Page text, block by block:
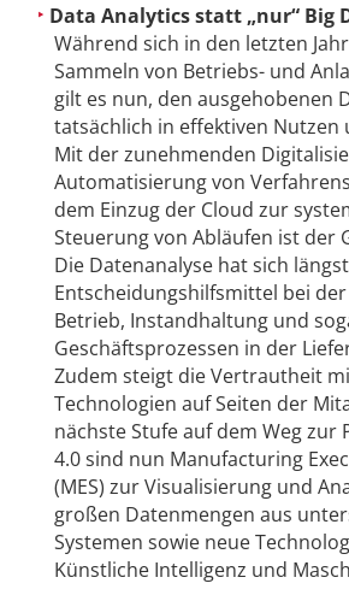
Data Analytics statt „nur“ Big
Während sich in den letzten
Sammeln von Betriebs- und
gilt es nun, den ausgehobenen
tatsächlich in effektiven Nutzen
Mit der zunehmenden
Automatisierung von
dem Einzug der Cloud zur
Steuerung von Abläufen ist der
Die Datenanalyse hat sich
Entscheidungshilfsmittel bei
Betrieb, Instandhaltung und
Geschäftsprozessen in der
Zudem steigt die Vertrautheit
Technologien auf Seiten der
nächste Stufe auf dem Weg zur
4.0 sind nun Manufacturing
(MES) zur Visualisierung und
großen Datenmengen aus
Systemen sowie neue
Künstliche Intelligenz und